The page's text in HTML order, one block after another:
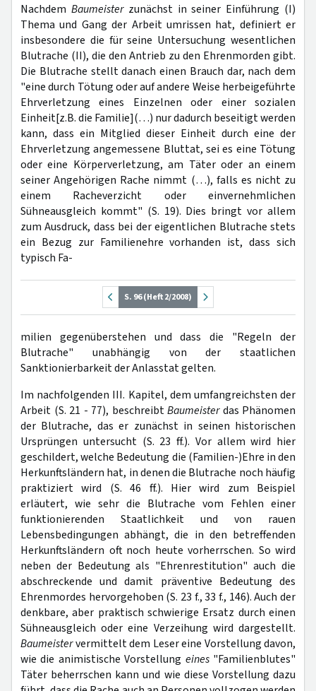
Nachdem Baumeisterzunächst in seiner Einführung (I)
Thema und Gang der Arbeit umrissen hat, definiert er
insbesondere die für seine Untersuchung wesentlichen
Blutrache (II), die den Antrieb zu den Ehrenmorden gibt.
Die Blutrache stellt danach einen Brauch dar, nach dem
"eine durch Tötung oder auf andere Weise herbeigeführte
Ehrverletzung eines Einzelnen oder einer sozialen
Einheit[z.B. die Familie](…) nur dadurch beseitigt werden
kann, dass ein Mitglied dieser Einheit durch eine der
Ehrverletzung angemessene Bluttat, sei es eine Tötung
oder eine Körperverletzung, am Täter oder an einem
seiner Angehörigen Rache nimmt (…), falls es nicht zu
einem Racheverzicht oder einvernehmlichen
Sühneausgleich kommt" (S. 19). Dies bringt vor allem
zum Ausdruck, dass bei der eigentlichen Blutrache stets
ein Bezug zur Familienehre vorhanden ist, dass sich
typisch Fa-
S. 96 (Heft 2/2008)
milien gegenüberstehen und dass die "Regeln der
Blutrache" unabhängig von der staatlichen
Sanktionierbarkeit der Anlasstat gelten.
Im nachfolgenden III. Kapitel, dem umfangreichsten der
Arbeit (S. 21 - 77), beschreibtBaumeisterdas Phänomen
der Blutrache, das er zunächst in seinen historischen
Ursprüngen untersucht (S. 23 ff.). Vor allem wird hier
geschildert, welche Bedeutung die (Familien-)Ehre in den
Herkunftsländern hat, in denen die Blutrache noch häufig
praktiziert wird (S. 46 ff.). Hier wird zum Beispiel
erläutert, wie sehr die Blutrache vom Fehlen einer
funktionierenden Staatlichkeit und von rauen
Lebensbedingungen abhängt, die in den betreffenden
Herkunftsländern oft noch heute vorherrschen. So wird
neben der Bedeutung als "Ehrenrestitution" auch die
abschreckende und damit präventive Bedeutung des
Ehrenmordes hervorgehoben (S. 23 f., 33 f., 146). Auch der
denkbare, aber praktisch schwierige Ersatz durch einen
Sühneausgleich oder eine Verzeihung wird dargestellt.
Baumeistervermittelt dem Leser eine Vorstellung davon,
wie die animistische Vorstellung eines "Familienblutes"
Täter beherrschen kann und wie diese Vorstellung dazu